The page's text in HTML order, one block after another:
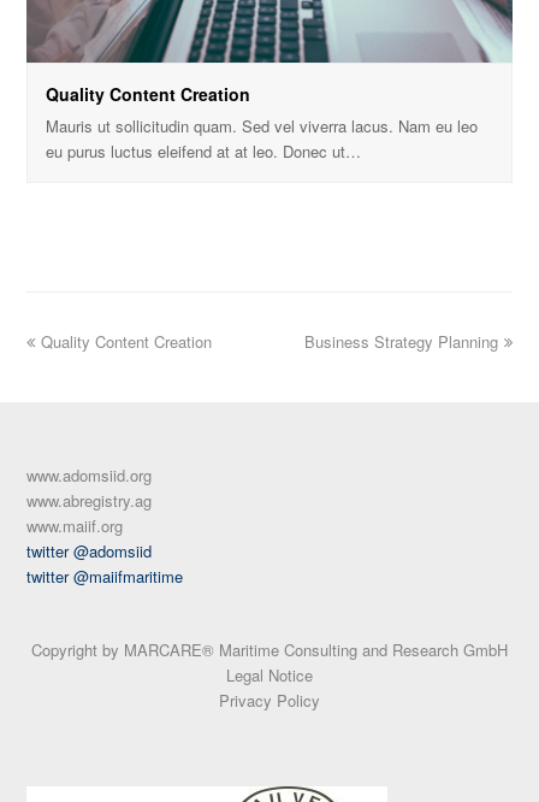
Quality Content Creation
Mauris ut sollicitudin quam. Sed vel viverra lacus. Nam eu leo
eu purus luctus eleifend at at leo. Donec ut…
previous
Quality Content Creation
next
Business Strategy Planning
www.adomsiid.org
www.abregistry.ag
www.maiif.org
twitter @adomsiid
twitter @maiifmaritime
Copyright by MARCARE® Maritime Consulting and Research GmbH
Legal Notice
Privacy Policy